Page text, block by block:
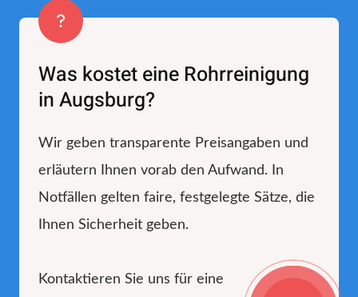
Was kostet eine Rohrreinigung
in Augsburg?
Wir geben transparente Preisangaben und
erläutern Ihnen vorab den Aufwand. In
Notfällen gelten faire, festgelegte Sätze, die
Ihnen Sicherheit geben.
Kontaktieren Sie uns für eine